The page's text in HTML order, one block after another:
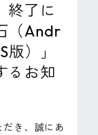
終了に
（Andr
）」
るお知
き、誠にあ